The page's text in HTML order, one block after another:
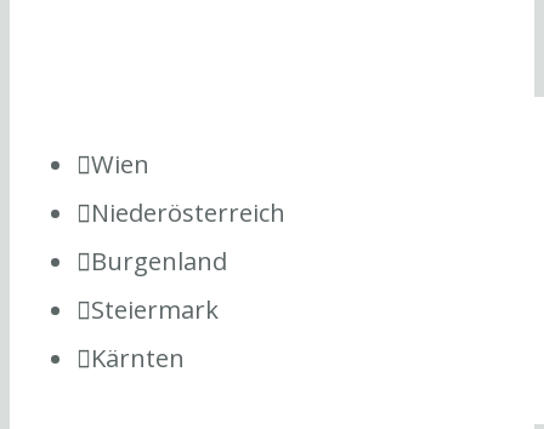
Wien
Niederösterreich
Burgenland
Steiermark
Kärnten